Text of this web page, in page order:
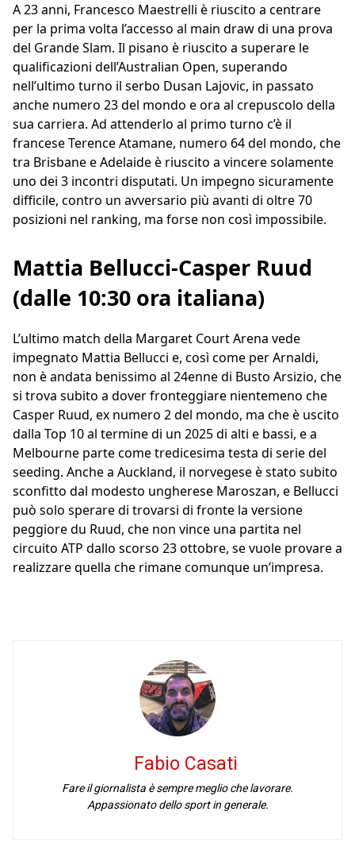
A 23 anni, Francesco Maestrelli è riuscito a centrare
per la prima volta l’accesso al main draw di una prova
del Grande Slam. Il pisano è riuscito a superare le
qualificazioni dell’Australian Open, superando
nell’ultimo turno il serbo Dusan Lajovic, in passato
anche numero 23 del mondo e ora al crepuscolo della
sua carriera. Ad attenderlo al primo turno c’è il
francese Terence Atamane, numero 64 del mondo, che
tra Brisbane e Adelaide è riuscito a vincere solamente
uno dei 3 incontri disputati. Un impegno sicuramente
difficile, contro un avversario più avanti di oltre 70
posizioni nel ranking, ma forse non così impossibile.
Mattia Bellucci-Casper Ruud
(dalle 10:30 ora italiana)
L’ultimo match della Margaret Court Arena vede
impegnato Mattia Bellucci e, così come per Arnaldi,
non è andata benissimo al 24enne di Busto Arsizio, che
si trova subito a dover fronteggiare nientemeno che
Casper Ruud, ex numero 2 del mondo, ma che è uscito
dalla Top 10 al termine di un 2025 di alti e bassi, e a
Melbourne parte come tredicesima testa di serie del
seeding. Anche a Auckland, il norvegese è stato subito
sconfitto dal modesto ungherese Maroszan, e Bellucci
può solo sperare di trovarsi di fronte la versione
peggiore du Ruud, che non vince una partita nel
circuito ATP dallo scorso 23 ottobre, se vuole provare a
realizzare quella che rimane comunque un’impresa.
Fabio Casati
Fare il giornalista è sempre meglio che lavorare.
Appassionato dello sport in generale.